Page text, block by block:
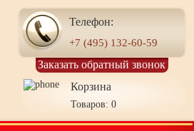
Телефон:
+7 (495) 132-60-59
Заказать обратный звонок
Корзина
Товаров: 0